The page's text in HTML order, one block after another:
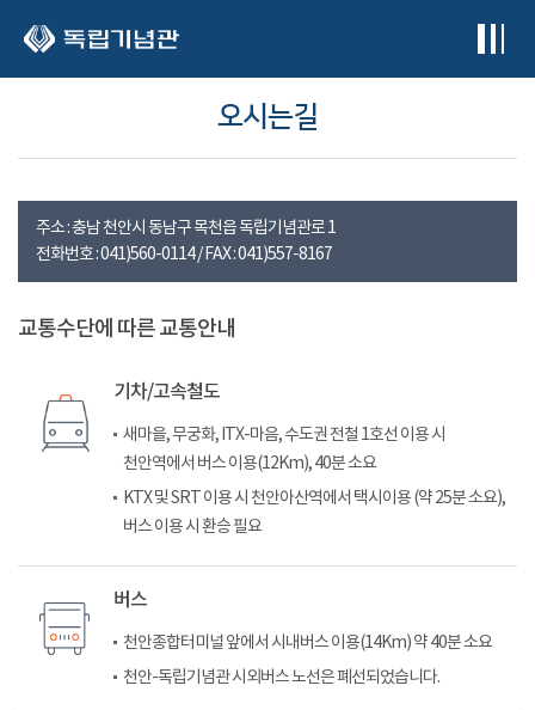
오시는길
주소 : 충남 천안시 동남구 목천읍 독립기념관로 1
전화번호 : 041)560-0114 / FAX : 041)557-8167
교통수단에 따른 교통안내
기차/고속철도
새마을, 무궁화, ITX-마음, 수도권 전철 1호선 이용 시
천안역에서 버스 이용(12Km), 40분 소요
KTX 및 SRT 이용 시 천안아산역에서 택시이용 (약 25분 소요),
버스 이용 시 환승 필요
버스
천안종합터미널 앞에서 시내버스 이용(14Km) 약 40분 소요
천안-독립기념관 시외버스 노선은 폐선되었습니다.